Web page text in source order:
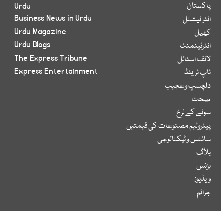
پاکستان
انٹر نیشنل
کھیل
انٹرٹینمنٹ
لائف اسٹائل
ٹاپ ٹرینڈ
دلچسپ و عجیب
صحت
سونے کے نرخ
پیٹرولیم مصنوعات کی قیمتیں
سائنس و ٹیکنالوجی
بلاگ
بزنس
ویڈیوز
جرائم
Urdu
Business News in Urdu
Urdu Magazine
Urdu Blogs
The Express Tribune
Express Entertainment